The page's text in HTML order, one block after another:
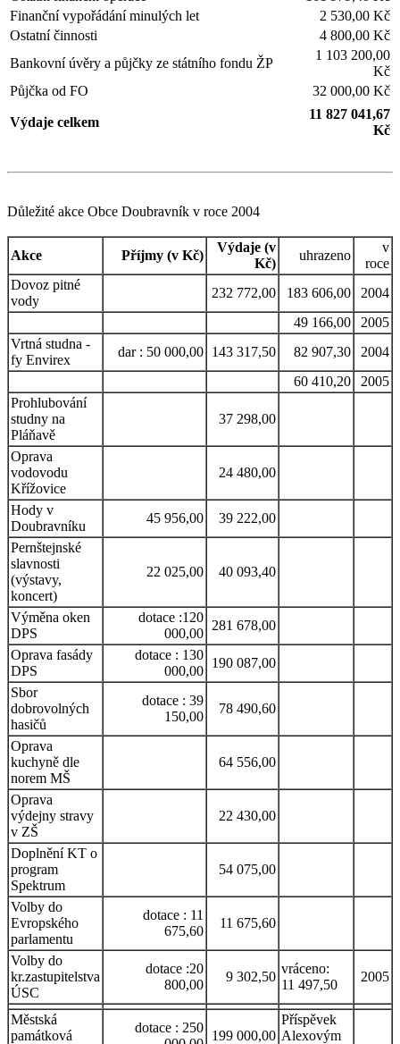
Finanční vypořádání minulých let
2 530,00 Kč
Ostatní činnosti
4 800,00 Kč
Bankovní úvěry a půjčky ze státního fondu ŽP
1 103 200,00
Kč
Půjčka od FO
32 000,00 Kč
Výdaje celkem
11 827 041,67
Kč
Důležité akce Obce Doubravník v roce 2004
Akce Příjmy (v Kč)
Výdaje (v
Kč)
uhrazeno
v
roce
Dovoz pitné
vody
232 772,00 183 606,00
2004
49 166,00
2005
Vrtná studna -
fy Envirex
dar : 50 000,00 143 317,50 82 907,30
2004
60 410,20
2005
Prohlubování
studny na
Pláňavě
37 298,00
Oprava
vodovodu
Křížovice
24 480,00
Hody v
Doubravníku
45 956,00
39 222,00
Pernštejnské
slavnosti
(výstavy,
koncert)
22 025,00 40 093,40
Výměna oken
DPS
dotace :120
000,00
281 678,00
Oprava fasády
DPS
dotace : 130
000,00
190 087,00
Sbor
dobrovolných
hasičů
dotace : 39
150,00
78 490,60
Oprava
kuchyně dle
norem MŠ
64 556,00
Oprava
výdejny stravy
v ZŠ
22 430,00
Doplnění KT o
program
Spektrum
54 075,00
Volby do
Evropského
parlamentu
dotace : 11
675,60
11 675,60
Volby do
kr.zastupitelstva
ÚSC
dotace :20
800,00
9 302,50
vráceno:
11 497,50
2005
Městská
památková
dotace : 250
199 000,00
Příspěvek
Alexovým